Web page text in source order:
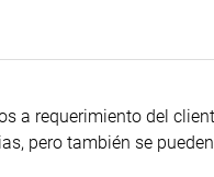
a requerimiento del
pero también se